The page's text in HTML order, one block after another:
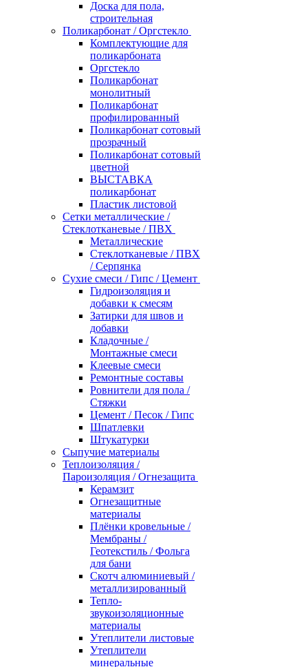
Доска для пола,
строительная
Поликарбонат / Оргстекло
Комплектующие для
поликарбоната
Оргстекло
Поликарбонат
монолитный
Поликарбонат
профилированный
Поликарбонат сотовый
прозрачный
Поликарбонат сотовый
цветной
ВЫСТАВКА
поликарбонат
Пластик листовой
Сетки металлические /
Стеклотканевые / ПВХ
Металлические
Стеклотканевые / ПВХ
/ Серпянка
Сухие смеси / Гипс / Цемент
Гидроизоляция и
добавки к смесям
Затирки для швов и
добавки
Кладочные /
Монтажные смеси
Клеевые смеси
Ремонтные составы
Ровнители для пола /
Стяжки
Цемент / Песок / Гипс
Шпатлевки
Штукатурки
Сыпучие материалы
Теплоизоляция /
Пароизоляция / Огнезащита
Керамзит
Огнезащитные
материалы
Плёнки кровельные /
Мембраны /
Геотекстиль / Фольга
для бани
Скотч алюминиевый /
металлизированный
Тепло-
звукоизоляционные
материалы
Утеплители листовые
Утеплители
минеральные